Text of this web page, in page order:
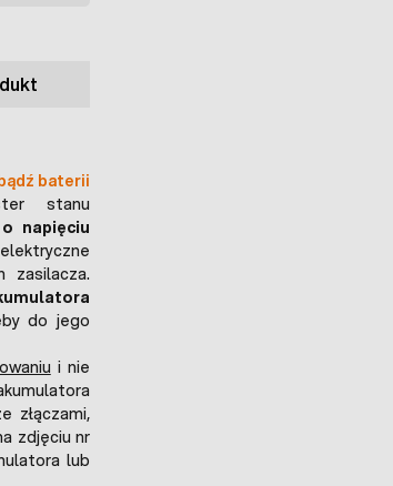
baterii
stanu
napięciu
zasilacza.
do jego
i nie
złączami,
zdjęciu nr
lub